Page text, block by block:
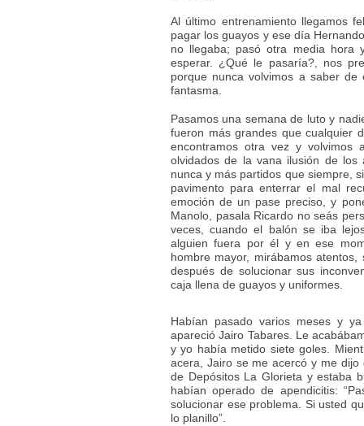
Al último entrenamiento llegamos
pagar los guayos y ese día
no llegaba; pasó otra media hora
esperar. ¿Qué le pasaría?, nos
porque nunca volvimos a saber
fantasma.
Pasamos una semana de luto y
fueron más grandes que cualquier
encontramos otra vez y volvimos
olvidados de la vana ilusión de los
nunca y más partidos que siempre,
pavimento para enterrar el mal
emoción de un pase preciso, y
Manolo, pasala Ricardo no seás
veces, cuando el balón se iba
alguien fuera por él y en ese
hombre mayor, mirábamos
después de solucionar sus
caja llena de guayos y uniformes.
Habían pasado varios meses y
apareció Jairo Tabares. Le
y yo había metido siete goles.
acera, Jairo se me acercó y me
de Depósitos La Glorieta y estaba
habían operado de apendicitis:
solucionar ese problema. Si usted
lo planillo”.